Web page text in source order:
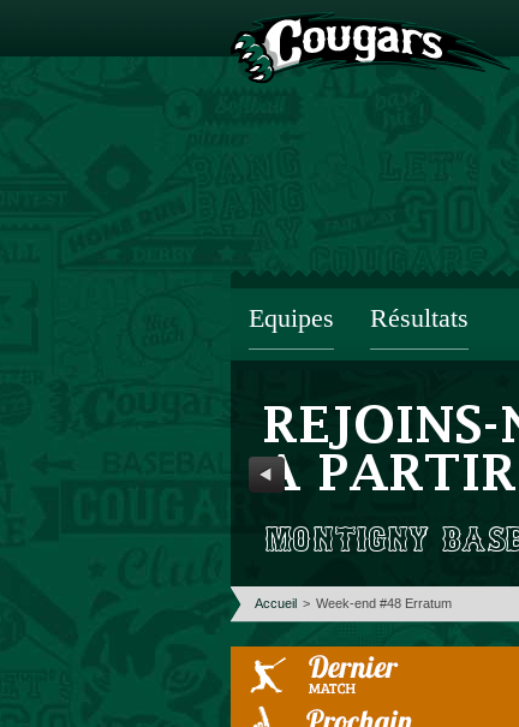
Equipes Résultats
Accueil > Week-end #48 Erratum